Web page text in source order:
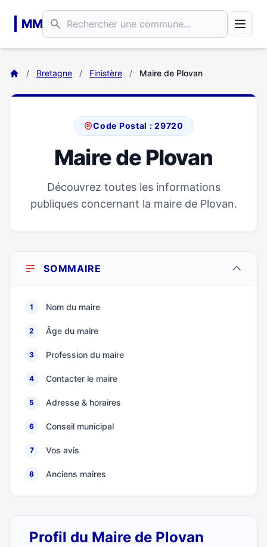
MM
/ Bretagne / Finistère / Maire de Plovan
Code Postal : 29720
Maire de Plovan
Découvrez toutes les informations
publiques concernant la maire de Plovan.
SOMMAIRE
1 Nom du maire
2 Âge du maire
3 Profession du maire
4 Contacter le maire
5 Adresse & horaires
6 Conseil municipal
7 Vos avis
8 Anciens maires
Profil du Maire de Plovan